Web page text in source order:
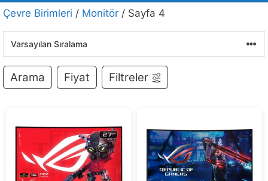
Çevre Birimleri / Monitör / Sayfa 4
Arama Fiyat Filtreler